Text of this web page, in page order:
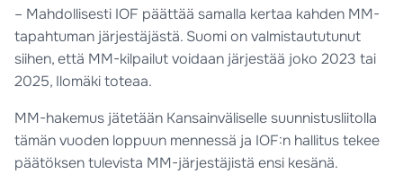
– Mahdollisesti IOF päättää samalla kertaa kahden MM-
tapahtuman järjestäjästä. Suomi on valmistaututunut
siihen, että MM-kilpailut voidaan järjestää joko 2023 tai
2025, Ilomäki toteaa.
MM-hakemus jätetään Kansainväliselle suunnistusliitolla
tämän vuoden loppuun mennessä ja IOF:n hallitus tekee
päätöksen tulevista MM-järjestäjistä ensi kesänä.